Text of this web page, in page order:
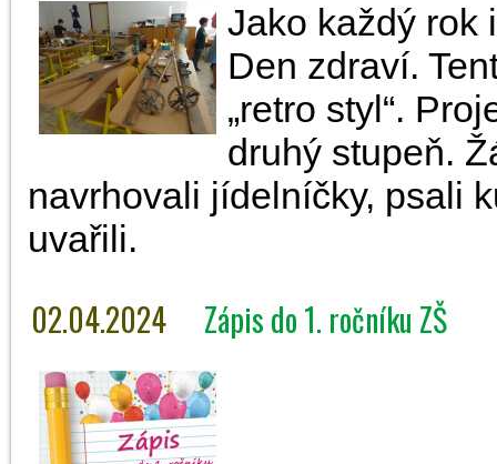
Jako každý rok
Den zdraví.
„retro styl“.
druhý stupeň.
navrhovali jídelníčky, psali
uvařili.
02.04.2024 Zápis do 1. ročníku ZŠ